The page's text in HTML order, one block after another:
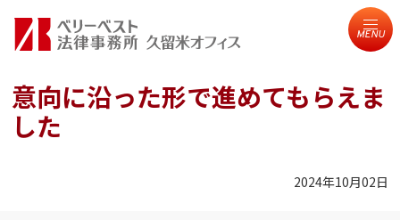
MENU
意向に沿った形で進めてもらえま
した
2024年10月02日